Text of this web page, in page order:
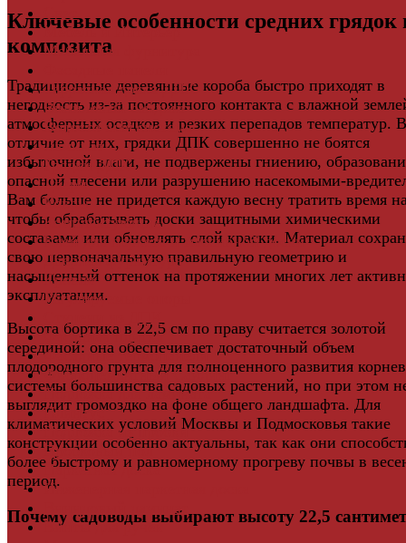
Ключевые особенности средних грядок
композита
Традиционные деревянные короба быстро приходят в
негодность из-за постоянного контакта с влажной
атмосферных осадков и резких перепадов температур. В
отличие от них, грядки ДПК совершенно не боятся
избыточной влаги, не подвержены гниению,
опасной плесени или разрушению насекомыми-
Вам больше не придется каждую весну тратить время
чтобы обрабатывать доски защитными химическими
составами или обновлять слой краски. Материал
свою первоначальную правильную геометрию и
насыщенный оттенок на протяжении многих лет
эксплуатации.
Высота бортика в 22,5 см по праву считается золотой
серединой: она обеспечивает достаточный объем
плодородного грунта для полноценного развития
системы большинства садовых растений, но при этом
выглядит громоздко на фоне общего ландшафта. Для
климатических условий Москвы и Подмосковья такие
конструкции особенно актуальны, так как они
более быстрому и равномерному прогреву почвы в
период.
Почему садоводы выбирают высоту 22,5
Мебель и Интерьер
Мебельная фурнитура
Террасная доска ДПК
Виниловый сайдинг
Водосточная система
Ламинат
Грядки ДПК
Двери
Ковры
Комплектующие
Клей для паркета и массивной доски
Дверная фурнитура
Кровля
Регулируемые опоры
Фасадная плитка
Фасадные термопанели
Фиброцементный Сайдинг
Подложка для ламината
Плинтус
Подложка из пробки
Пробковый пол
Паркетная доска
Инженерная паркетная доска
Виниловый ламинат
Винты для ручек